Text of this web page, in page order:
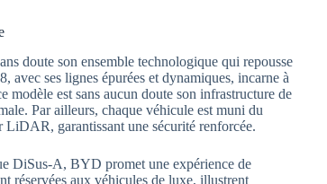
doute son ensemble technologique qui repousse
avec ses lignes épurées et dynamiques, incarne à
modèle est sans aucun doute son infrastructure de
Par ailleurs, chaque véhicule est muni du
LiDAR, garantissant une sécurité renforcée.
DiSus-A, BYD promet une expérience de
réservées aux véhicules de luxe, illustrent